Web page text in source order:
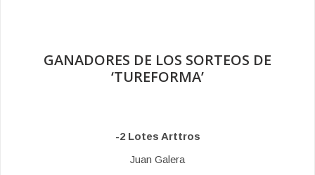
GANADORES DE LOS SORTEOS DE
‘TUREFORMA’
-2 Lotes Arttros
Juan Galera